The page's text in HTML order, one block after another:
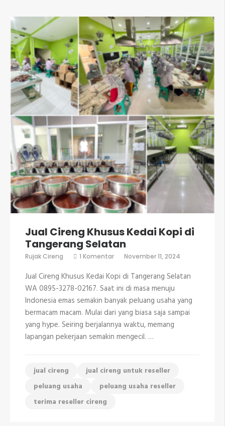
Jual Cireng Khusus Kedai Kopi di
Tangerang Selatan
Rujak Cireng 1 Komentarpada
Khusus
Kedai
Kopi
di
Tangerang
Selatan
November 11, 2024
Jual Cireng Khusus Kedai Kopi di Tangerang Selatan
WA 0895-3278-02167. Saat ini di masa menuju
Indonesia emas semakin banyak peluang usaha yang
bermacam macam. Mulai dari yang biasa saja sampai
yang hype. Seiring berjalannya waktu, memang
lapangan pekerjaan semakin mengecil. …
jual cireng
jual cireng untuk reseller
peluang usaha
peluang usaha reseller
terima reseller cireng